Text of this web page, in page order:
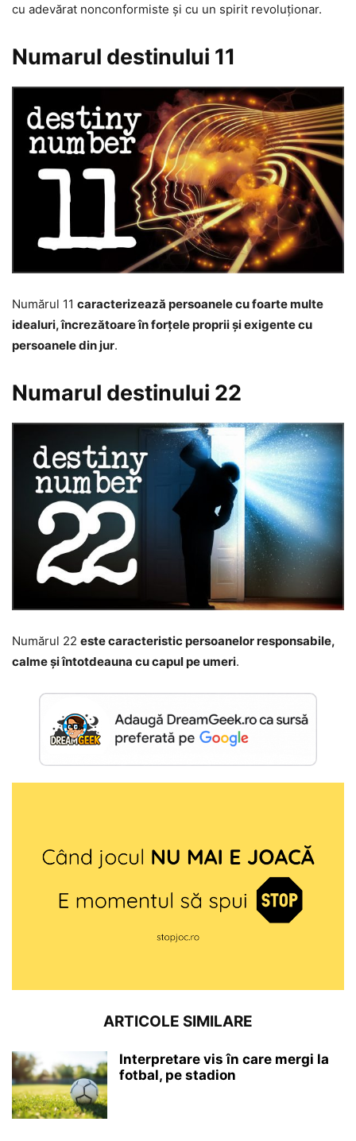
cu adevărat nonconformiste și cu un spirit revoluționar.
Numarul destinului 11
Numărul 11 caracterizează persoanele cu foarte multe
idealuri, încrezătoare în forțele proprii și exigente cu
persoanele din jur.
Numarul destinului 22
Numărul 22 este caracteristic persoanelor responsabile,
calme și întotdeauna cu capul pe umeri.
ARTICOLE SIMILARE
Interpretare vis în care mergi la
fotbal, pe stadion